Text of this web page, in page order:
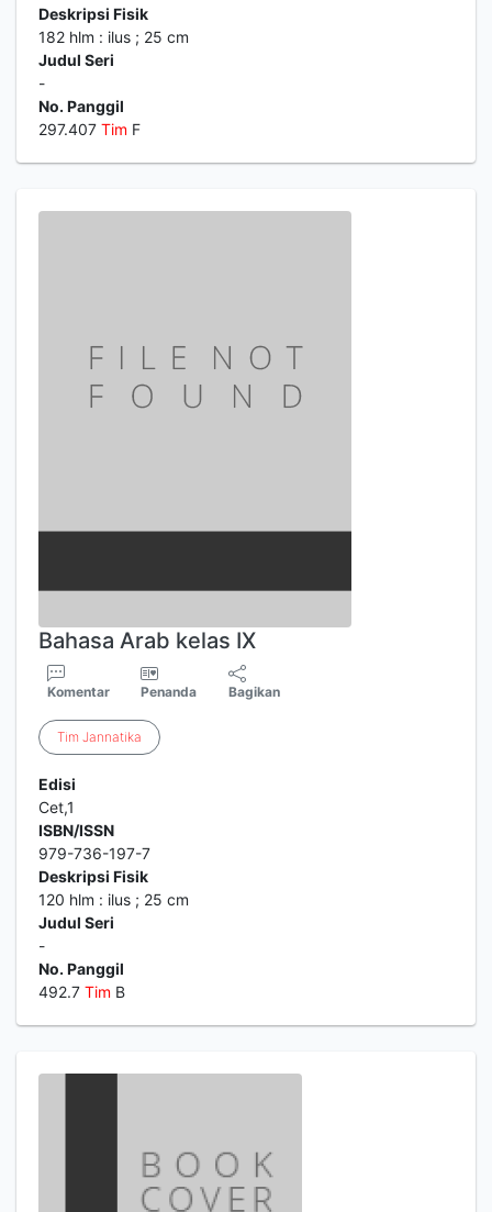
Deskripsi Fisik
182 hlm : ilus ; 25 cm
Judul Seri
-
No. Panggil
297.407 Tim F
Bahasa Arab kelas IX
Komentar Penanda Bagikan
Tim Jannatika
Edisi
Cet,1
ISBN/ISSN
979-736-197-7
Deskripsi Fisik
120 hlm : ilus ; 25 cm
Judul Seri
-
No. Panggil
492.7 Tim B